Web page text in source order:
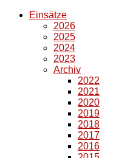
Einsätze
2026
2025
2024
2023
Archiv
2022
2021
2020
2019
2018
2017
2016